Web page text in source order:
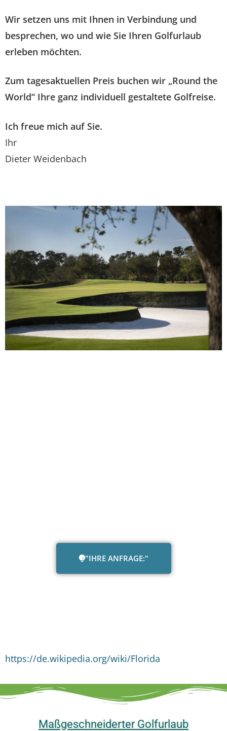
Wir setzen uns mit Ihnen in Verbindung und
besprechen, wo und wie Sie Ihren Golfurlaub
erleben möchten.
Zum tagesaktuellen Preis buchen wir „Round the
World“ Ihre ganz individuell gestaltete Golfreise.
Ich freue mich auf Sie.
Ihr
Dieter Weidenbach
"IHRE ANFRAGE:"
https://de.wikipedia.org/wiki/Florida
Maßgeschneiderter Golfurlaub